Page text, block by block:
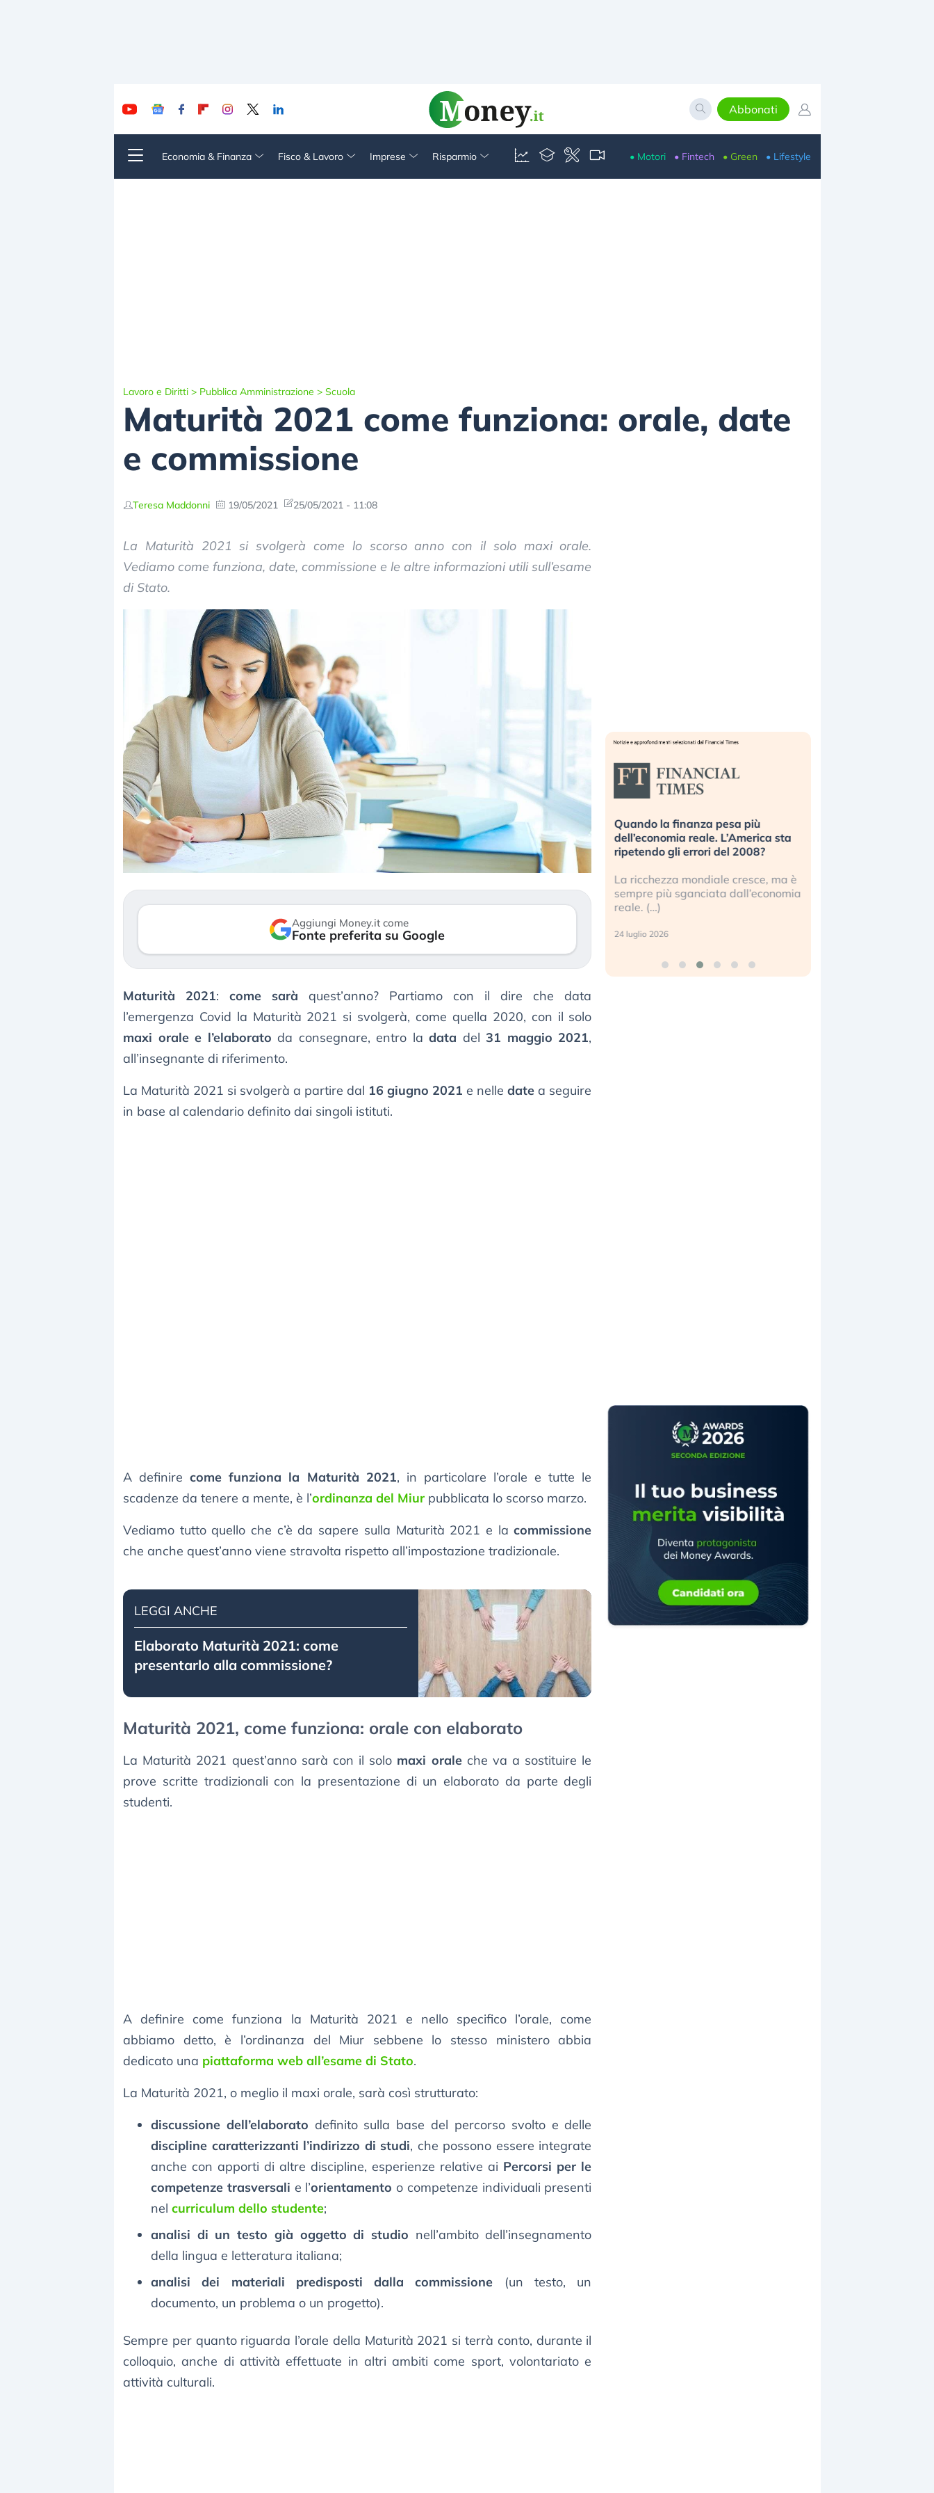
Abbonati
Economia & Finanza Fisco & Lavoro Imprese Risparmio • Motori • Fintech • Green • Lifestyle
Lavoro e Diritti > Pubblica Amministrazione > Scuola
Maturità 2021 come funziona: orale, date
e commissione
Teresa Maddonni 19/05/2021 25/05/2021 - 11:08
La Maturità 2021 si svolgerà come lo scorso anno con il solo maxi orale.
Vediamo come funziona, date, commissione e le altre informazioni utili sull’esame
di Stato.
Aggiungi Money.it come
Fonte preferita su Google
Maturità 2021:come sarà quest’anno? Partiamo con il dire che data
l’emergenza Covid la Maturità 2021 si svolgerà, come quella 2020, con il solo
maxi orale e l’elaborato da consegnare, entro ladata del31 maggio 2021,
all’insegnante di riferimento.
La Maturità 2021 si svolgerà a partire dal 16 giugno 2021 e nelledate a seguire
in base al calendario definito dai singoli istituti.
A definirecome funziona la Maturità 2021, in particolare l’orale e tutte le
scadenze da tenere a mente, è l’ordinanza del Miur pubblicata lo scorso marzo.
Vediamo tutto quello che c’è da sapere sulla Maturità 2021 e lacommissione
che anche quest’anno viene stravolta rispetto all’impostazione tradizionale.
LEGGI ANCHE
Elaborato Maturità 2021: come
presentarlo alla commissione?
Maturità 2021, come funziona: orale con elaborato
La Maturità 2021 quest’anno sarà con il solo maxi oraleche va a sostituire le
prove scritte tradizionali con la presentazione di un elaborato da parte degli
studenti.
A definire come funziona la Maturità 2021 e nello specifico l’orale, come
abbiamo detto, è l’ordinanza del Miur sebbene lo stesso ministero abbia
dedicato una piattaforma web all’esame di Stato.
La Maturità 2021, o meglio il maxi orale, sarà così strutturato:
discussione dell’elaborato definito sulla base del percorso svolto e delle
discipline caratterizzanti l’indirizzo di studi, che possono essere integrate
anche con apporti di altre discipline, esperienze relative ai Percorsi per le
competenze trasversali e l’orientamento o competenze individuali presenti
nel curriculum dello studente;
analisi di un testo già oggetto di studio nell’ambito dell’insegnamento
della lingua e letteratura italiana;
analisi dei materiali predisposti dalla commissione (un testo, un
documento, un problema o un progetto).
Sempre per quanto riguarda l’orale della Maturità 2021 si terrà conto, durante il
colloquio, anche di attività effettuate in altri ambiti come sport, volontariato e
attività culturali.
Dalle valutazioni estreme alla
correzione. Cosa sta guidando il
repricing degli asset?
mostrando segni di stanchezza
verso le (…)
«La mia vita è rovinata». Investitori
in preda al panico dopo lo scoppio
della bolla AI
Kospi, mentre gli investitori retail (…)
30 luglio 2026
Quando la finanza pesa più
dell’economia reale. L’America sta
ripetendo gli errori del 2008?
La ricchezza mondiale cresce, ma è
sempre più sganciata dall’economia
reale. (…)
24 luglio 2026